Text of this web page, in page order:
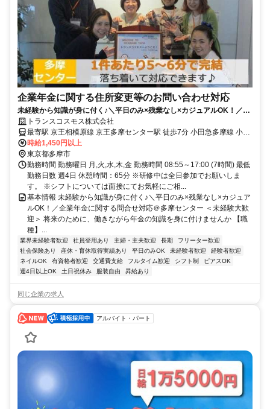
企業年金に関する住所変更等のお問い合わせ対応
未経験から知識が身に付く♪＼平日のみ×残業なし×カジュアルOK！／企
業年金に関する問合せ対応＠多摩センター
トランスコスモス株式会社
最寄駅 京王相模原線 京王多摩センター駅 徒歩7分 小田急多摩線 小田
時給1,450円以上
東京都多摩市
勤務時間 勤務曜日 月,火,水,木,金 勤務時間 08:55～17:00 (7時間) 最低
勤務日数 週4日 休憩時間：65分 ※研修中は全日参加でお願いしま
す。 ※シフトについては面接にてお気軽にご相...
基本情報 未経験から知識が身に付く♪＼平日のみ×残業なし×カジュア
ルOK！／企業年金に関する問合せ対応＠多摩センター ＜未経験大歓
迎＞ 将来のために、働きながら年金の知識を身に付けませんか 【職
種】...
業界未経験者歓迎 社員登用あり 主婦・主夫歓迎 長期
フリーター歓迎
社会保険あり
産休・育休取得実績あり 平日のみOK 未経験者歓迎
経験者歓迎
ネイルOK
有資格者歓迎 交通費支給 フルタイム歓迎 シフト制
ピアスOK
週4日以上OK
土日祝休み 服装自由 昇給あり
同じ企業の求人
アルバイト・パート